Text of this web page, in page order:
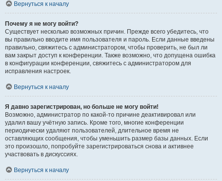
Вернуться к началу
Почему я не могу войти?
Существует несколько возможных причин. Прежде всего убедитесь, что
вы правильно вводите имя пользователя и пароль. Если данные введены
правильно, свяжитесь с администратором, чтобы проверить, не был ли
вам закрыт доступ к конференции. Также возможно, что допущена ошибка
в конфигурации конференции, свяжитесь с администратором для
исправления настроек.
Вернуться к началу
Я давно зарегистрирован, но больше не могу войти!
Возможно, администратор по какой-то причине деактивировал или
удалил вашу учётную запись. Кроме того, многие конференции
периодически удаляют пользователей, длительное время не
оставляющих сообщения, чтобы уменьшить размер базы данных. Если
это произошло, попробуйте зарегистрироваться снова и активнее
участвовать в дискуссиях.
Вернуться к началу